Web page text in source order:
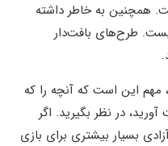
همچنین به خاطر داشته
طرح‌های بافت‌دار
این است که آنچه را که
در نظر بگیرید. اگر
بسیار بیشتری برای بازی